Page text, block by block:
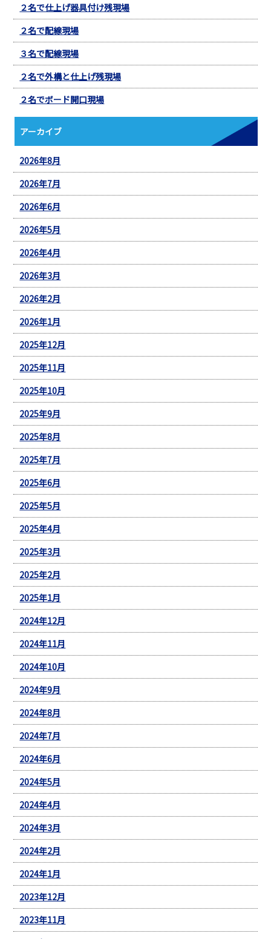
２名で仕上げ器具付け残現場
２名で配線現場
３名で配線現場
２名で外構と仕上げ残現場
２名でボード開口現場
アーカイブ
2026年8月
2026年7月
2026年6月
2026年5月
2026年4月
2026年3月
2026年2月
2026年1月
2025年12月
2025年11月
2025年10月
2025年9月
2025年8月
2025年7月
2025年6月
2025年5月
2025年4月
2025年3月
2025年2月
2025年1月
2024年12月
2024年11月
2024年10月
2024年9月
2024年8月
2024年7月
2024年6月
2024年5月
2024年4月
2024年3月
2024年2月
2024年1月
2023年12月
2023年11月